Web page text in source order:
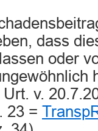
dass
oder
v.
23 =